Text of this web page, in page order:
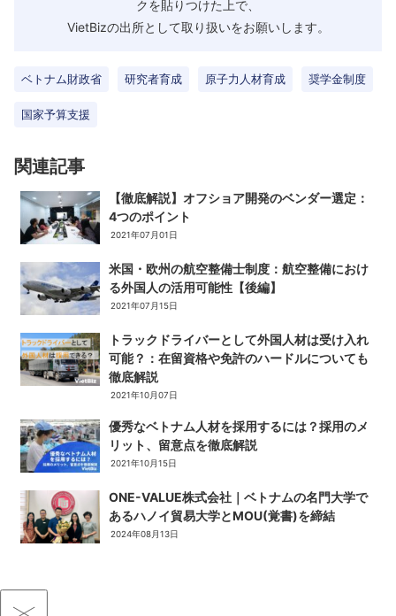
クを貼りつけた上で、
VietBizの出所として取り扱いをお願いします。
ベトナム財政省 研究者育成 原子力人材育成 奨学金制度
国家予算支援
関連記事
【徹底解説】オフショア開発のベンダー選定：
4つのポイント
2021年07月01日
米国・欧州の航空整備士制度：航空整備におけ
る外国人の活用可能性【後編】
2021年07月15日
トラックドライバーとして外国人材は受け入れ
可能？：在留資格や免許のハードルについても
徹底解説
2021年10月07日
優秀なベトナム人材を採用するには？採用のメ
リット、留意点を徹底解説
2021年10月15日
ONE-VALUE株式会社｜ベトナムの名門大学で
あるハノイ貿易大学とMOU(覚書)を締結
2024年08月13日